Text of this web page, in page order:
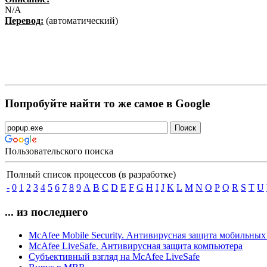
N/A
Перевод: (автоматический)
Попробуйте найти то же самое в Google
Пользовательского поиска
Полный список процессов (в разработке)
- 0 1 2 3 4 5 6 7 8 9 A B C D E F G H I J K L M N O P Q R S T U
... из последнего
McAfee Mobile Security. Антивирусная защита мобильных
McAfee LiveSafe. Антивирусная защита компьютера
Субъективный взгляд на McAfee LiveSafe